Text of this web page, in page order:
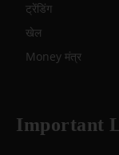
ट्रेंडिंग
खेल
Money मंत्र
Important